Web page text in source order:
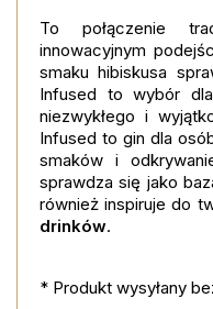
To połączenie
innowacyjnym
smaku hibiskusa
Infused to wybór
niezwykłego i
Infused to gin dla
smaków i
sprawdza się jako
również inspiruje do
drinków.
* Produkt wysyłany